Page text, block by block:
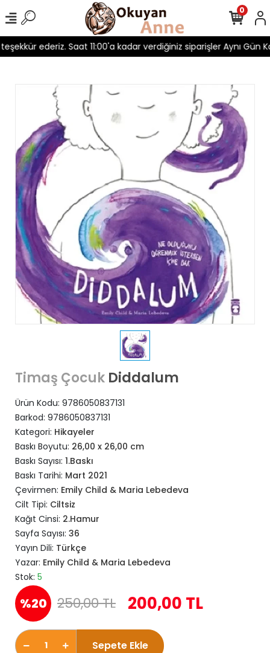
ederiz. Saat 11:00'a kadar verdiğiniz siparişler Aynı Gün
0
Timaş Çocuk Diddalum
Ürün Kodu: 9786050837131
Barkod: 9786050837131
Kategori: Hikayeler
Baskı Boyutu: 26,00 x 26,00 cm
Baskı Sayısı: 1.Baskı
Baskı Tarihi: Mart 2021
Çevirmen: Emily Child & Maria Lebedeva
Cilt Tipi: Ciltsiz
Kağıt Cinsi: 2.Hamur
Sayfa Sayısı: 36
Yayın Dili: Türkçe
Yazar: Emily Child & Maria Lebedeva
Stok: 5
%20 250,00 TL 200,00 TL
Sepete Ekle